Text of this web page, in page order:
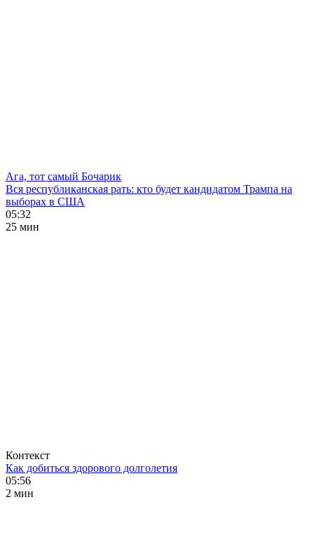
Ага, тот самый Бочарик
Вся республиканская рать: кто будет кандидатом Трампа на
выборах в США
05:32
25 мин
Контекст
Как добиться здорового долголетия
05:56
2 мин